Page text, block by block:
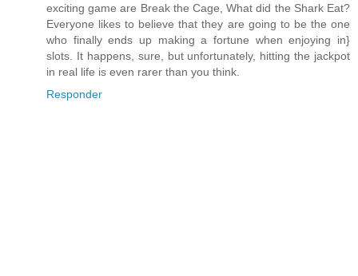
exciting game are Break the Cage, What did the Shark Eat?
Everyone likes to believe that they are going to be the one
who finally ends up making a fortune when enjoying in}
slots. It happens, sure, but unfortunately, hitting the jackpot
in real life is even rarer than you think.
Responder